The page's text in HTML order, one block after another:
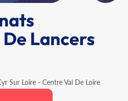
Lancers
Sur Loire - Centre Val De Loire